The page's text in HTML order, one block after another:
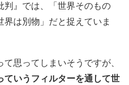
判』では、「世界そのもの
界は別物」だと捉えていま
て思ってしまいそうですが、
ていうフィルターを通して世